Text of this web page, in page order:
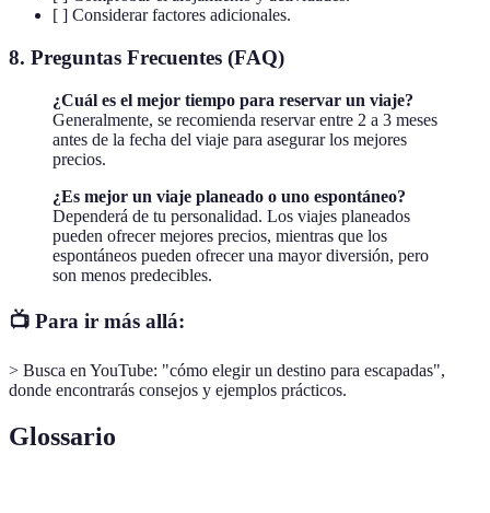
[ ] Considerar factores adicionales.
8. Preguntas Frecuentes (FAQ)
¿Cuál es el mejor tiempo para reservar un viaje?
Generalmente, se recomienda reservar entre 2 a 3 meses
antes de la fecha del viaje para asegurar los mejores
precios.
¿Es mejor un viaje planeado o uno espontáneo?
Dependerá de tu personalidad. Los viajes planeados
pueden ofrecer mejores precios, mientras que los
espontáneos pueden ofrecer una mayor diversión, pero
son menos predecibles.
📺 Para ir más allá:
> Busca en YouTube: "cómo elegir un destino para escapadas",
donde encontrarás consejos y ejemplos prácticos.
Glossario